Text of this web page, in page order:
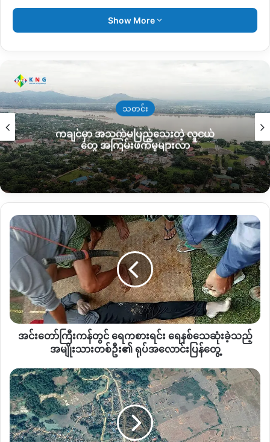
အလားတူ ဧပြီလ ၁၅ ရက်နေ့က ဖြစ်ပွားခဲ့သည့် ပျဥ်ထောင်ကျေးရွာ
စစ်ကောင်စီတပ်နှင့် ပျူစောထီးများ ရှိရာ နေရာများကို သွားရောက်
ရွာသစ်ကုန်း ကျေးရွာအနီး ထိတွေ့တိုက်ပွဲတွင် စစ်ကောင်စီဘက်က
၁၂ ဦးသေဆုံးခဲ့ကြောင်း သိရသည်။
“မနေ့ကတိုက်ပွဲမှာတော့ ကျနော်တို့ PDF ဘက်က ကျဆုံးတာမရှိခဲ့
ပေမယ့် ခြောက်ယောက်ဒဏ်ရာရခဲ့ပါတယ် ဟိုတစ်နေ့ကပေါ့ သင်္ကြန်
အကျနေ့ကတော့ ကျနော်တို့ဘက်က ၂ယောက်ကျတယ်”ဟု အဖွဲ့
ခေါင်းဆောင်က ပြောသည်။
နှစ်ရက်အတွင်း တိုက်ပွဲလေးကြိမ်တွင် စစ်ကောင်စီတပ်ဘက်က ၃၀
တိတိသေဆုံးခဲ့ကြောင်း ခင်ဦး PDF က ပြုစုထားသည့်စာရင်းအရ
လတ်တလောတွင် ခင်ဦးမြို့နယ်က ပျဥ်ထောင်ရွာ၊ ရွာသစ်ကြီး၊ မ
ဒေါင်းလှရွာနဲ့ မဂျီးတုံရွာတို့တွင်စစ်ကောင်စီတပ်နဲ့ ပျူစောထီးတပ်ဖွဲ့
များ စခန်းချနေထိုင်လျက်ရှိပြီး တစ်ရွာလျှင်အင်အား ၅၀ ခန့်ရှိ
ကြောင်းသိရသည်။
ခင်းဦးမြို့နယ်တွင် PDF နှင့် စစ်ကောင်စီတပ်တို့ကြား ထိတွေ့တိုက်ပွဲ
ပေါင်း အကြိမ် ၇၀ ထက်မနည်းဖြစ်ပွားခဲ့ပြီး စစ်ကောင်စီတပ်ဘက်
က ၃၀၀ နီးပါသေဆုံးခဲ့ပြီး ပြည်သူ့ကာကွယ်ရေးတပ်နှင့် အပြစ်မဲ့
သေဆုံးခဲ့ပြီဖြစ်ပြီး နေအိမ် အလုံး ၇၀၀ မီးရှို့ခံရကြောင်း သိရသည်။
Copy URL
Show More
သတင်း
ကချင်မှာ အသက်မပြည့်သေးတဲ့ လူငယ်
တွေ အကြမ်းဖက်မှုများလာ
အင်း
တော်
ကန်
တွင်
ရေကစား
ရင်း
ရေနစ်
သေဆုံး
အမျိုးသား
တ
စ်
ဦး၏
ရုပ်
အလောင်း
အင်းတော်ကြီးကန်တွင် ရေကစားရင်း ရေနစ်သေဆုံးခဲ့သည့်
အမျိုးသားတစ်ဦး၏ ရုပ်အလောင်းပြန်တွေ့
ဖား
ကန့်
လမ်းတွင်
စစ်
ကောင်စီ
တပ်